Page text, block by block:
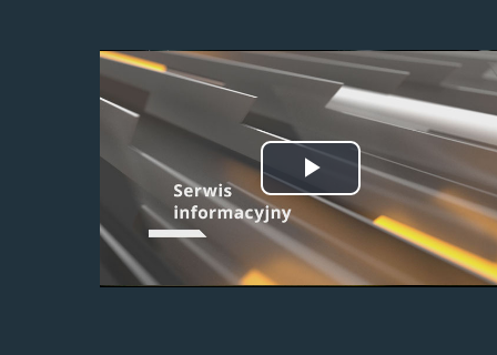
Odtwórz
wideo